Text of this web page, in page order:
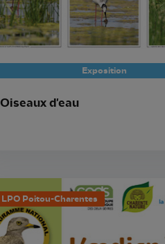
Exposition
Oiseaux d'eau
LPO Poitou-Charentes